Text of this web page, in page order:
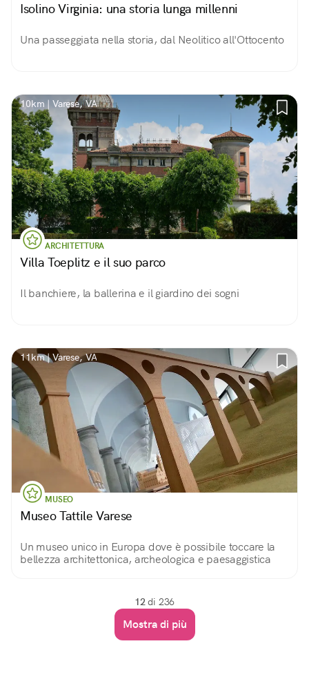
Isolino Virginia: una storia lunga millenni
Una passeggiata nella storia, dal Neolitico all'Ottocento
10km | Varese, VA
ARCHITETTURA
Villa Toeplitz e il suo parco
Il banchiere, la ballerina e il giardino dei sogni
11km | Varese, VA
MUSEO
Museo Tattile Varese
Un museo unico in Europa dove è possibile toccare la
bellezza architettonica, archeologica e paesaggistica
12di 236
Mostra di più